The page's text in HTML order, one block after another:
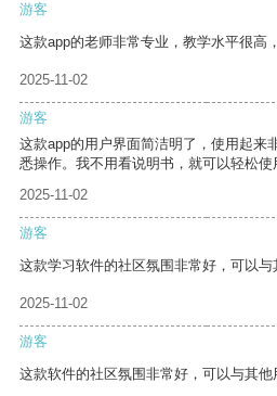
游客
这款app的老师非常专业，教学水平很高
2025-11-02
游客
这款app的用户界面简洁明了，使用起来
悉操作。我不用看说明书，就可以轻松使
2025-11-02
游客
这款学习软件的社区氛围非常好，可以与
2025-11-02
游客
这款软件的社区氛围非常好，可以与其他